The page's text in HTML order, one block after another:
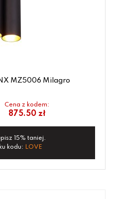
MZ5006 Milagro
Cena z kodem:
875.50 zł
15% taniej.
kodu: LOVE